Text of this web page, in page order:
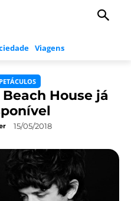
Viagens
House já
15/05/2018